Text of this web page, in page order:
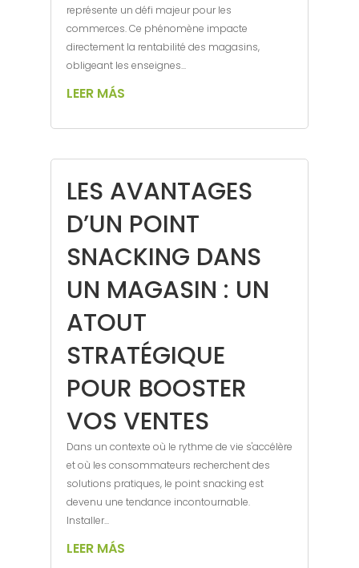
représente un défi majeur pour les
commerces. Ce phénomène impacte
directement la rentabilité des magasins,
obligeant les enseignes...
LEER MÁS
LES AVANTAGES
D’UN POINT
SNACKING DANS
UN MAGASIN : UN
ATOUT
STRATÉGIQUE
POUR BOOSTER
VOS VENTES
Dans un contexte où le rythme de vie s'accélère
et où les consommateurs recherchent des
solutions pratiques, le point snacking est
devenu une tendance incontournable.
Installer...
LEER MÁS